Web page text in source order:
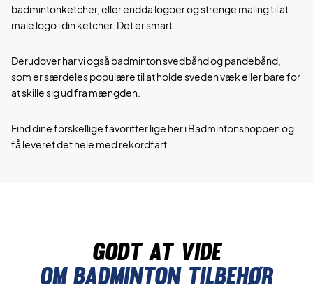
badmintonketcher, eller endda logoer og strenge maling til at
male logo i din ketcher. Det er smart.
Derudover har vi også badminton svedbånd og pandebånd,
som er særdeles populære til at holde sveden væk eller bare for
at skille sig ud fra mængden.
Find dine forskellige favoritter lige her i Badmintonshoppen og
få leveret det hele med rekordfart.
Godt at vide
Om Badminton tilbehør